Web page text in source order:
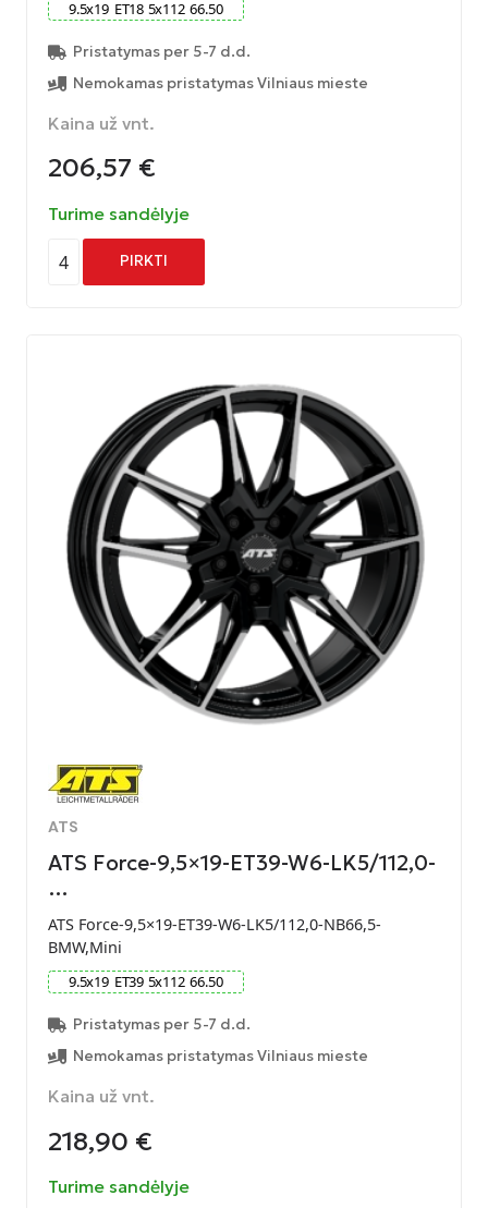
9.5x19 ET18 5x112 66.50
Pristatymas per 5-7 d.d.
Nemokamas pristatymas Vilniaus mieste
Kaina už vnt.
206,57 €
Turime sandėlyje
4 PIRKTI
ATS
ATS Force-9,5×19-ET39-W6-LK5/112,0-
…
ATS Force-9,5×19-ET39-W6-LK5/112,0-NB66,5-
BMW,Mini
9.5x19 ET39 5x112 66.50
Pristatymas per 5-7 d.d.
Nemokamas pristatymas Vilniaus mieste
Kaina už vnt.
218,90 €
Turime sandėlyje